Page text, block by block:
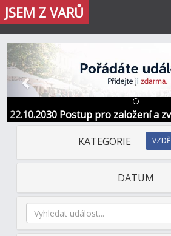
JSEM Z VARŮ
22.10.2030 Postup pro založení a
Informace / kontakt
Předchozí
KATEGORIE
DATUM